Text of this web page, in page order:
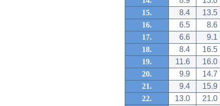
15.
8.4
13.5
16.
6.5
8.6
17.
6.6
9.1
18.
8.4
16.5
19.
11.6
16.0
20.
9.9
14.7
21.
9.4
15.9
22.
13.0
21.0